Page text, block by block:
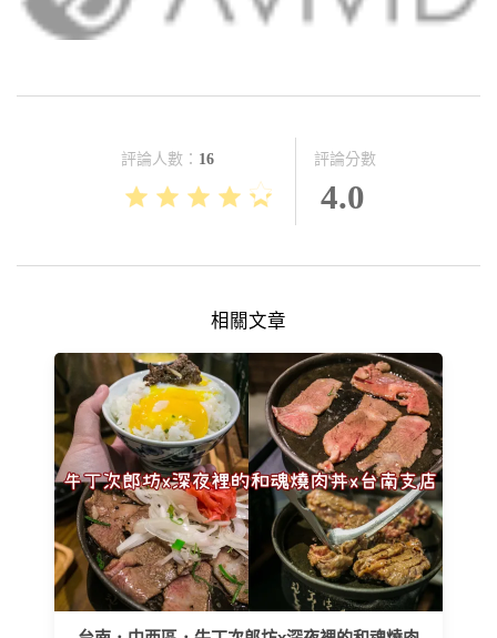
評論人數： 16 評論分數
4.0
相關文章